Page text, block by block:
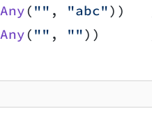
( "" , "abc"))
( "" , ""))